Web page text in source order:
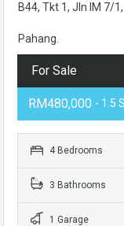
B44, Tkt 1, Jln IM 7/
Pahang.
For Sale
RM480,000 - 1.5
4 Bedrooms
3 Bathrooms
1 Garage